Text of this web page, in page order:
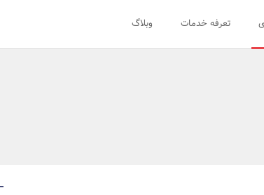
تعرفه خدمات وبلاگ